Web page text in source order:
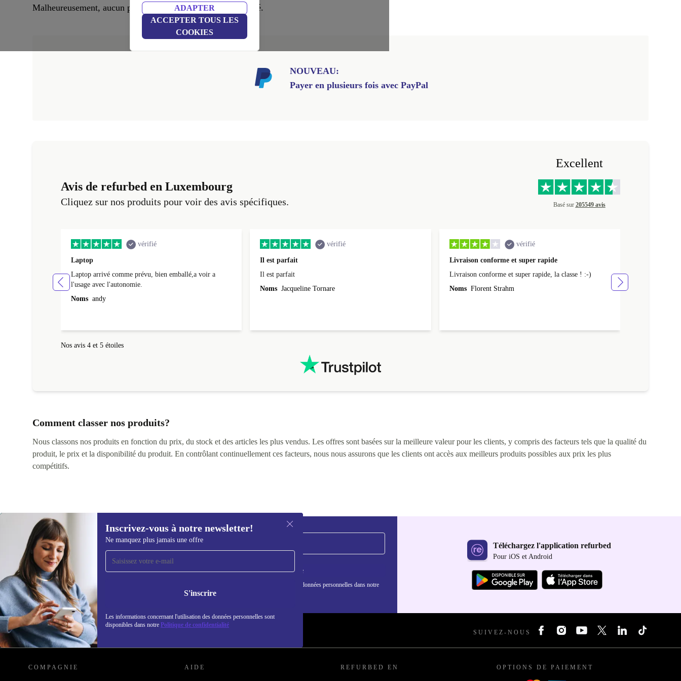
ADAPTER
ACCEPTER TOUS LES
COOKIES
Malheureusement, aucun produit correspondant n’a été trouvé.
NOUVEAU:
Payer en plusieurs fois avec PayPal
Avis de refurbed en Luxembourg
Cliquez sur nos produits pour voir des avis spécifiques.
Excellent
Basé sur 205549 avis
vérifié
Laptop
Laptop arrivé comme prévu, bien emballé,a voir a
l'usage avec l'autonomie.
Noms andy
vérifié
Il est parfait
Il est parfait
Noms Jacqueline Tornare
vérifié
Livraison conforme et super rapide
Livraison conforme et super rapide, la classe ! :-)
Noms Florent Strahm
Nos avis 4 et 5 étoiles
Comment classer nos produits?
Nous classons nos produits en fonction du prix, du stock et des articles les plus vendus. Les offres sont basées sur la meilleure valeur pour les clients, y compris des facteurs tels que la qualité du
produit, le prix et la disponibilité du produit. En contrôlant continuellement ces facteurs, nous nous assurons que les clients ont accès aux meilleurs produits possibles aux prix les plus
compétitifs.
Inscrivez-vous à notre newsletter!
Ne manquez plus jamais une offre
S'inscrire
Les informations concernant l'utilisation des données personnelles sont
disponibles dans notre Politique de confidentialité
Recevoir offres et infos de
refurbed par mail
Ne manquez plus aucune offre.
S'inscrire
Retrouvez les informations sur l'utilisation des données personnelles dans notre
politique de confidentialité
Téléchargez l'application refurbed
Pour iOS et Android
REFURBED LUXEMBOURG - RETHINK NEW. SUIVEZ-NOUS
COMPAGNIE AIDE REFURBED EN OPTIONS DE PAIEMENT